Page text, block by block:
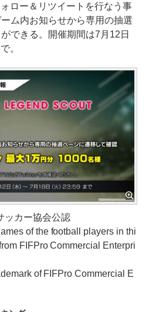
ロー＆リツイートを行なう事
ム内お知らせから専用の抽選
できる。開催期間は7月12日
。
ッカー協会公認
of the football players in thi
FIFPro Commercial Enterpri
of FIFPro Commercial E